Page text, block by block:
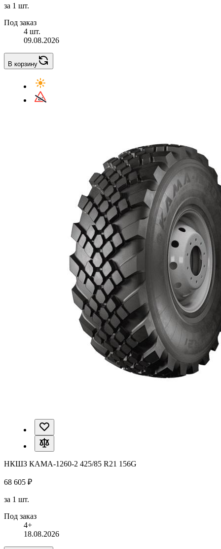
за 1 шт.
Под заказ
4 шт.
09.08.2026
В корзину
НКШЗ КАМА-1260-2 425/85 R21 156G
68 605 ₽
за 1 шт.
Под заказ
4+
18.08.2026